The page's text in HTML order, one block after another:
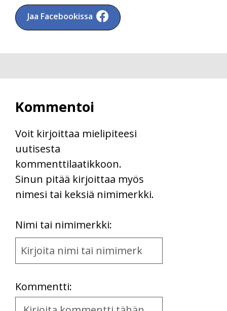
Jaa Facebookissa
Kommentoi
Voit kirjoittaa mielipiteesi
uutisesta
kommenttilaatikkoon.
Sinun pitää kirjoittaa myös
nimesi tai keksiä nimimerkki.
Nimi tai nimimerkki:
Name
and
Kommentti:
Kommentti